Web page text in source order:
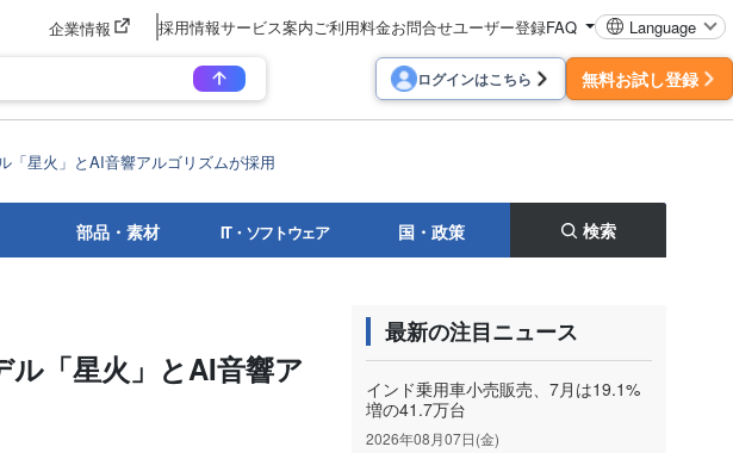
企業情報 採用情報サービス案内 ご利用料金お問合せユーザー登録FAQ Language
ログインはこちら 無料お試し登録
「星火」とAI音響アルゴリズムが採用
部品・素材 IT・ソフトウェア 国・政策 検索
ル「星火」とAI音響ア
最新の注目ニュース
インド乗用車小売販売、7月は19.1%
増の41.7万台
2026年08月07日(金)